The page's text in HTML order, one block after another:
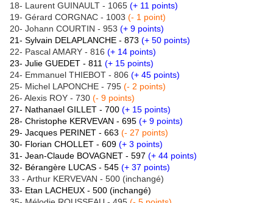
18- Laurent GUINAULT - 1065 (+ 11 points)
19- Gérard CORGNAC - 1003 (- 1 point)
20- Johann COURTIN - 953 (+ 9 points)
21- Sylvain DELAPLANCHE - 873 (+ 50 points)
22- Pascal AMARY - 816 (+ 14 points)
23- Julie GUEDET - 811 (+ 15 points)
24- Emmanuel THIEBOT - 806 (+ 45 points)
25- Michel LAPONCHE - 795 (- 2 points)
26- Alexis ROY - 730 (- 9 points)
27- Nathanael GILLET - 700 (+ 15 points)
28- Christophe KERVEVAN - 695 (+ 9 points)
29- Jacques PERINET - 663 (- 27 points)
30- Florian CHOLLET - 609 (+ 3 points)
31- Jean-Claude BOVAGNET - 597 (+ 44 points)
32- Bérangère LUCAS - 545 (+ 37 points)
33 - Arthur KERVEVAN - 500 (inchangé)
33- Etan LACHEUX - 500 (inchangé)